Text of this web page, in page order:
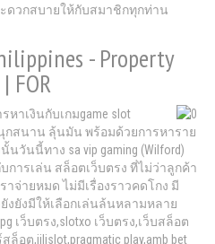
ดวกสบายให้กับสมาชิกทุกท่าน
- Property
FOR
หาเงินกับเกมgame slot
กสนาน ลุ้นมัน พร้อมด้วยการหาราย
วันนี้ทาง sa vip gaming (Wilford)
ารเล่น สล็อตเว็บตรง ที่ไม่ว่าลูกค้า
าจ่ายหมด ไม่มีเรื่องราวคดโกง มี
ยังยังมีให้เลือกเล่นล้นหลามหลาย
เว็บตรง,slotxo เว็บตรง,เว็บสล็อต
ล็อต,jilislot,pragmatic play,amb bet